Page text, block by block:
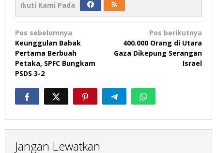
Ikuti Kami Pada
Navigasi
pos
Pos sebelumnya
Keunggulan Babak
Pertama Berbuah
Petaka, SPFC Bungkam
PSDS 3-2
Pos berikutnya
400.000 Orang di Utara
Gaza Dikepung Serangan
Israel
Jangan Lewatkan